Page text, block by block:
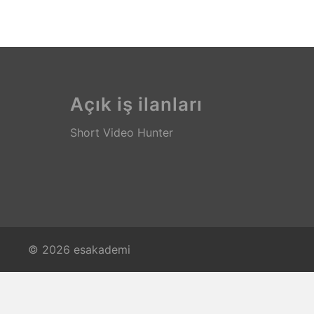
Açık iş ilanları
Short Video Hunter
© 2026 esakademi